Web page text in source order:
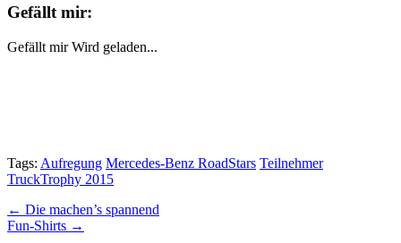
Gefällt mir:
Gefällt mir Wird geladen...
Tags: Aufregung Mercedes-Benz RoadStars Teilnehmer
TruckTrophy 2015
Post
navigation
← Die machen’s spannend
Fun-Shirts →